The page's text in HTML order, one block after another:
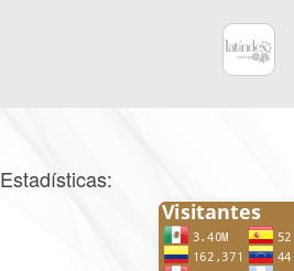
Estadísticas: